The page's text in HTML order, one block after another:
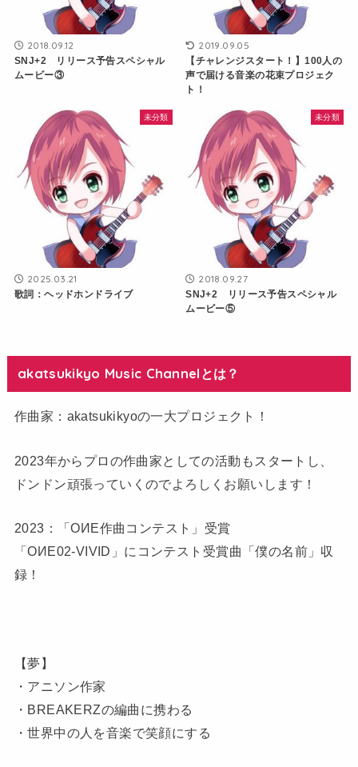
2018.09.12
SNJ+2 リリース予告スペシャル
ムービー③
2019.09.05
【チャレンジスタート！】100人の
声で届ける音楽の花束プロジェク
ト！
未分類
2025.03.21
歌詞：ヘッドホンドライブ
未分類
2018.09.27
SNJ+2 リリース予告スペシャル
ムービー⑤
akatsukikyo Music Channelとは？
作曲家：akatsukikyoの一大プロジェクト！
2023年からプロの作曲家としての活動もスタートし、
ドンドン頑張っていくのでよろしくお願いします！
2023：「OИE作曲コンテスト」受賞
「OИE02-VIVID」にコンテスト受賞曲「僕の名前」収
録！
【夢】
・アニソン作家
・BREAKERZの編曲に携わる
・世界中の人を音楽で笑顔にする